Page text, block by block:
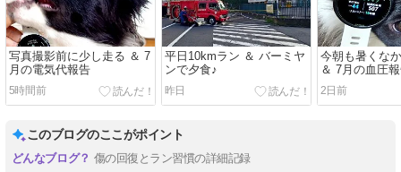
写真撮影前に少し走る ＆ 7
月の電気代報告
5時間前
平日10kmラン ＆ バーミヤ
ンで夕食♪
昨日
今朝も暑くな
＆ 7月の血圧
2日前
このブログのここがポイント
傷の回復とラン習慣の詳細記録